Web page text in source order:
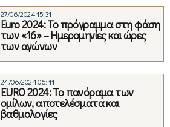
27/06/2024 15:31
Euro 2024: Το πρόγραμμα στη φάση
των «16» – Ημερομηνίες και ώρες
των αγώνων
24/06/2024 06:41
EURO 2024: Το πανόραμα των
ομίλων, αποτελέσματα και
βαθμολογίες